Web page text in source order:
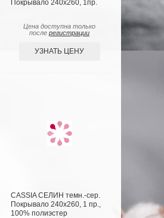
Покрывало 240х260, 1пр.
Цена доступна только
послерегистрации
УЗНАТЬ ЦЕНУ
CASSIA СЕЛИН темн.-сер.
Покрывало 240х260, 1 пр.,
100% полиэстер